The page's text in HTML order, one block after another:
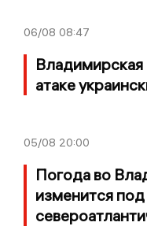
06/08 08:47
Владимирская
атаке
05/08 20:00
Погода во
изменится